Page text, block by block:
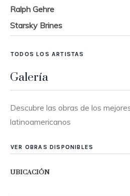
Ralph Gehre
Starsky Brines
TODOS LOS ARTISTAS
Galería
Descubre las obras de los
latinoamericanos
VER OBRAS DISPONIBLES
UBICACIÓN